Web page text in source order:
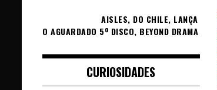
AISLES, DO CHILE, LANÇA
O AGUARDADO 5º DISCO, BEYOND DRAMA
CURIOSIDADES